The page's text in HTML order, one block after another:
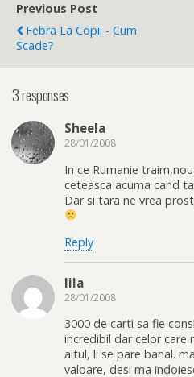
Previous Post
Febra La Copii - Cum
Scade?
3 responses
Sheela
28/01/2008
In ce Rumanie
ceteasca acuma cand
Dar si tara ne vrea
Reply
lila
28/01/2008
3000 de carti sa fie
incredibil dar celor care
altul, li se pare banal.
valoare, desi ma